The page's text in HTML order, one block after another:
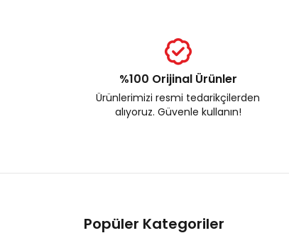
%100 Orijinal Ürünler
Ürünlerimizi resmi tedarikçilerden
alıyoruz. Güvenle kullanın!
Popüler Kategoriler